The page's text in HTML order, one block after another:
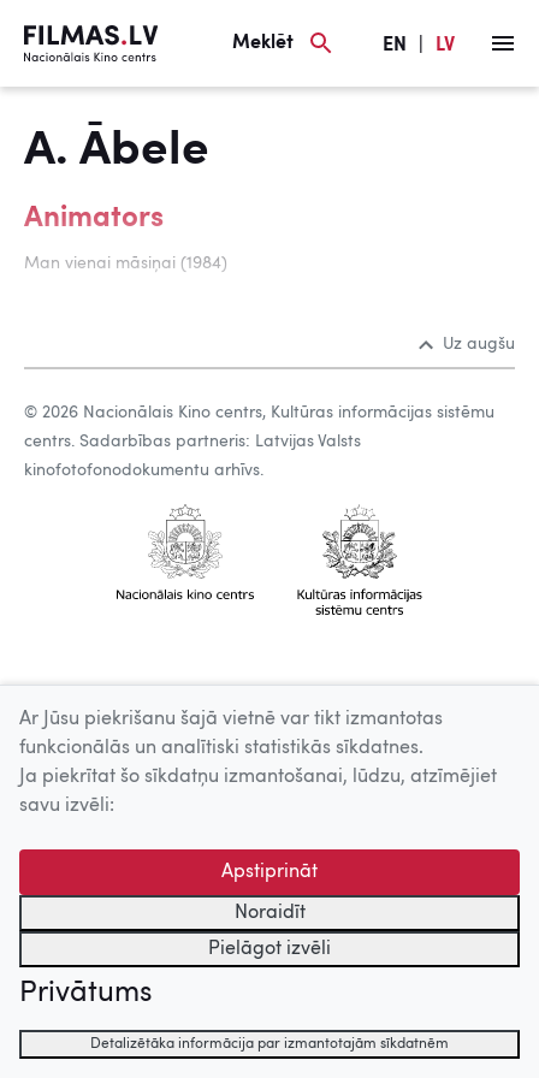
Meklēt EN LV
A. Ābele
Animators
Man vienai māsiņai (1984)
Uz augšu
© 2026 Nacionālais Kino centrs, Kultūras informācijas sistēmu
centrs. Sadarbības partneris: Latvijas Valsts
kinofotofonodokumentu arhīvs.
Ar Jūsu piekrišanu šajā vietnē var tikt izmantotas
funkcionālās un analītiski statistikās sīkdatnes.
Ja piekrītat šo sīkdatņu izmantošanai, lūdzu, atzīmējiet
savu izvēli:
Apstiprināt
Noraidīt
Pielāgot izvēli
Privātums
Detalizētāka informācija par izmantotajām sīkdatnēm